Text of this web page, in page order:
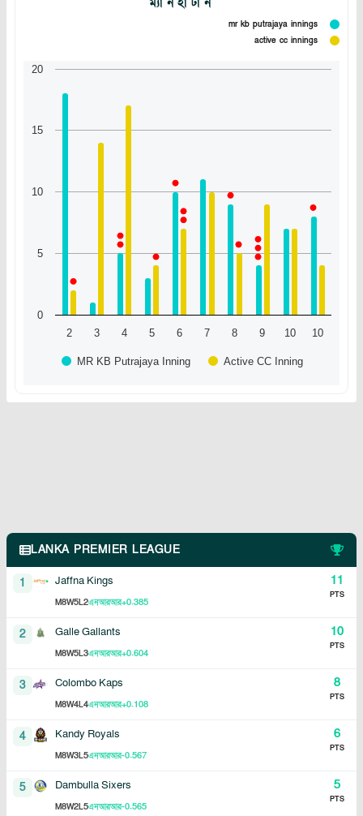
mr kb putrajaya innings
active cc innings
MR KB Putrajaya Inning Active CC Inning
2 3 4 5 6 7 8 9 10 10
0
5
10
15
20
LANKA PREMIER LEAGUE
1 Jaffna Kings
M8W5L2এনআরআর+0.385
11
PTS
2 Galle Gallants
M8W5L3এনআরআর+0.604
10
PTS
3 Colombo Kaps
M8W4L4এনআরআর+0.108
8
PTS
4 Kandy Royals
M8W3L5এনআরআর-0.567
6
PTS
5 Dambulla Sixers
M8W2L5এনআরআর-0.565
5
PTS